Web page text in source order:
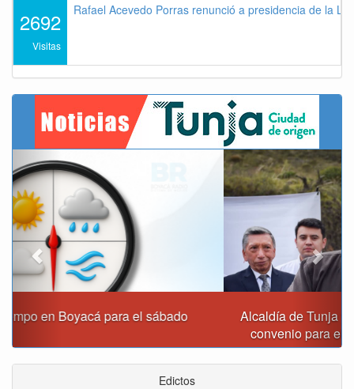
2692
Visitas
Rafael Acevedo Porras renunció a presidencia de la
Alcaldía de Tunja y Gobernación de Boyacá firmaron
convenio para el mantenimiento de vía Moniquirá
Previous Next
Edictos